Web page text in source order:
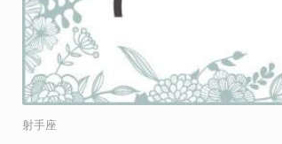
射手座